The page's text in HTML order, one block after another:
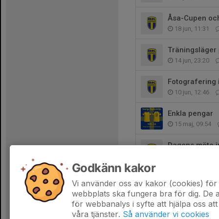
Åsa-Cupen
18 jun, 11:31
14 jun, 23:20
Fotografering
10 jun, 12:46
Enkla pengar
15 maj, 09:54
Dagens möte
25 apr, 14:55
Godkänn kakor
Vi använder oss av kakor (cookies)
webbplats ska fungera bra för dig. De
för webbanalys i syfte att hjälpa oss
våra tjänster. Så använder vi cookies